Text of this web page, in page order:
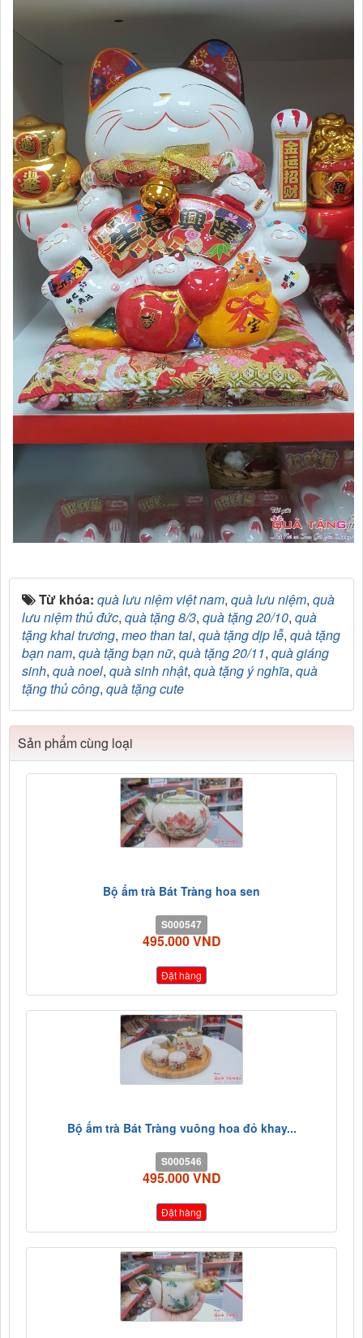
Từ khóa: quà lưu niệm việt nam, quà lưu niệm, quà
lưu niệm thủ đức, quà tặng 8/3, quà tặng 20/10, quà
tặng khai trương, meo than tai, quà tặng dịp lễ, quà tặng
bạn nam, quà tặng bạn nữ, quà tặng 20/11, quà giáng
sinh, quà noel, quà sinh nhật, quà tặng ý nghĩa, quà
tặng thủ công, quà tặng cute
Sản phẩm cùng loại
Bộ ấm trà Bát Tràng hoa sen
S000547
495.000 VND
Đặt hàng
Bộ ấm trà Bát Tràng vuông hoa đỏ khay...
S000546
495.000 VND
Đặt hàng